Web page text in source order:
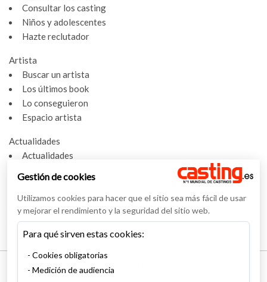
Consultar los casting
Niños y adolescentes
Hazte reclutador
Artista
Buscar un artista
Los últimos book
Lo conseguieron
Espacio artista
Actualidades
Actualidades
Entrevistas
Nuestras entrevistas
Léxico
Gestión de cookies
Utilizamos cookies para hacer que el sitio sea más fácil de usar
y mejorar el rendimiento y la seguridad del sitio web.
Para qué sirven estas cookies:
Cookies obligatorias
Medición de audiencia